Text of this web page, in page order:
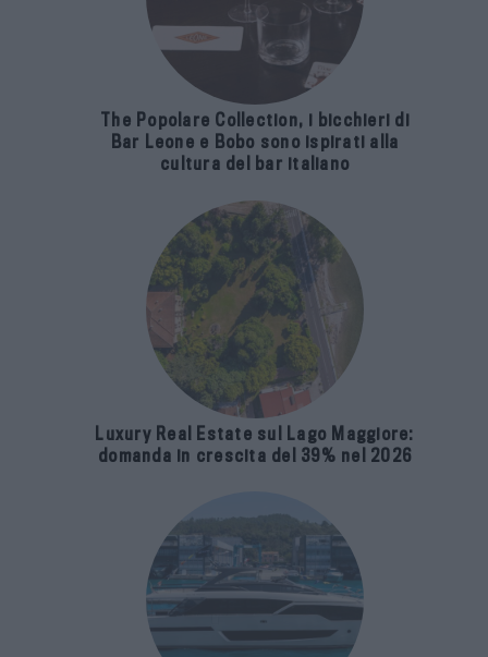
The Popolare Collection, i bicchieri di
Bar Leone e Bobo sono ispirati alla
cultura del bar italiano
Luxury Real Estate sul Lago Maggiore:
domanda in crescita del 39% nel 2026